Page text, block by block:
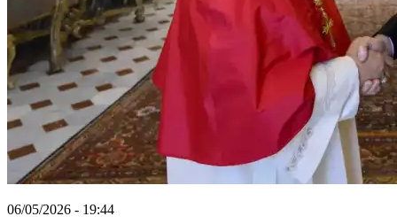
06/05/2026 - 19:44